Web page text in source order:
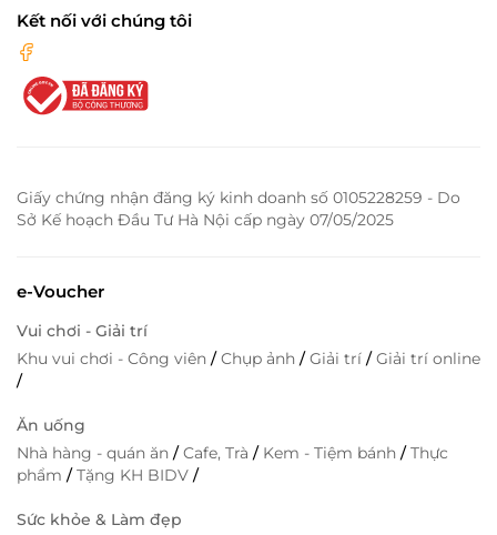
Kết nối với chúng tôi
Giấy chứng nhận đăng ký kinh doanh số 0105228259 - Do
Sở Kế hoạch Đầu Tư Hà Nội cấp ngày 07/05/2025
e-Voucher
Vui chơi - Giải trí
Khu vui chơi - Công viên /Chụp ảnh /Giải trí /Giải trí online
/
Ăn uống
Nhà hàng - quán ăn /Cafe, Trà / Kem - Tiệm bánh /Thực
phẩm /Tặng KH BIDV /
Sức khỏe & Làm đẹp